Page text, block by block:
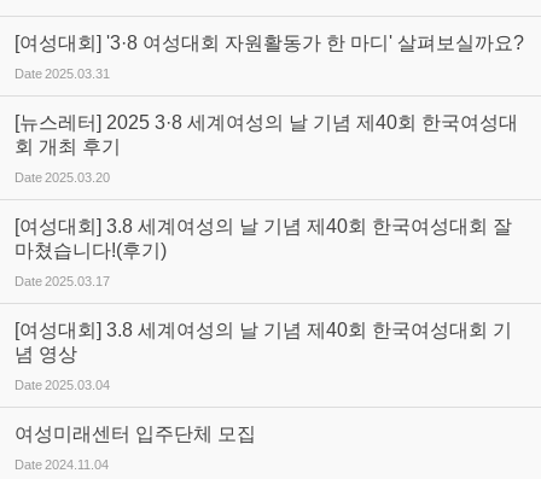
[여성대회] '3·8 여성대회 자원활동가 한 마디' 살펴보실까요?
Date2025.03.31
[뉴스레터] 2025 3·8 세계여성의 날 기념 제40회 한국여성대
회 개최 후기
Date2025.03.20
[여성대회] 3.8 세계여성의 날 기념 제40회 한국여성대회 잘
마쳤습니다!(후기)
Date2025.03.17
[여성대회] 3.8 세계여성의 날 기념 제40회 한국여성대회 기
념 영상
Date2025.03.04
여성미래센터 입주단체 모집
Date2024.11.04